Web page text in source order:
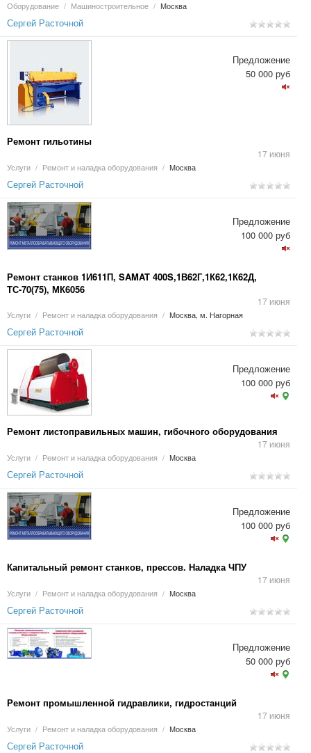
Оборудование / Машиностроительное / Москва
Сергей Расточной
Ремонт гильотины
17 июня
Услуги / Ремонт и наладка оборудования / Москва
Предложение
50 000 руб
Сергей Расточной
Ремонт станков 1И611П, SAMAT 400S,1В62Г,1К62,1К62Д,
ТС-70(75), МК6056
17 июня
Услуги / Ремонт и наладка оборудования / Москва, м. Нагорная
Предложение
100 000 руб
Сергей Расточной
Ремонт листоправильных машин, гибочного оборудования
17 июня
Услуги / Ремонт и наладка оборудования / Москва
Предложение
100 000 руб
Сергей Расточной
Капитальный ремонт станков, прессов. Наладка ЧПУ
17 июня
Услуги / Ремонт и наладка оборудования / Москва
Предложение
100 000 руб
Сергей Расточной
Ремонт промышленной гидравлики, гидростанций
17 июня
Услуги / Ремонт и наладка оборудования / Москва
Предложение
50 000 руб
Сергей Расточной